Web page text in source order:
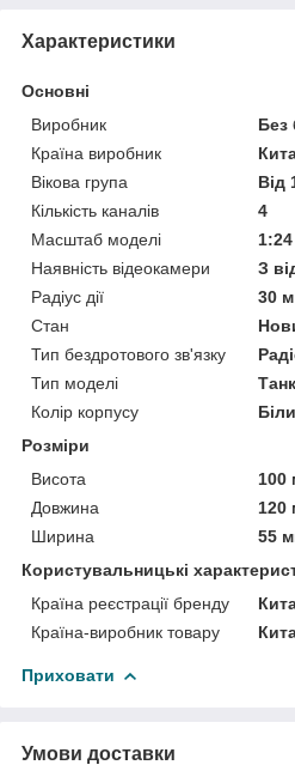
Характеристики
Основні
Виробник
Без
Країна виробник
Вікова група
Від
Кількість каналів
4
Масштаб моделі
1:24
Наявність відеокамери
З
Радіус дії
30 м
Стан
Тип бездротового зв'язку
Тип моделі
Танк
Колір корпусу
Розміри
Висота
100
Довжина
120
Ширина
55
Користувальницькі
Країна реєстрації бренду
Країна-виробник товару
Приховати
Умови доставки